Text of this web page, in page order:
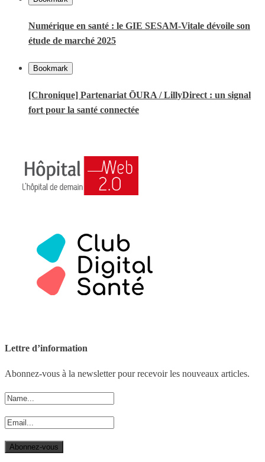
Numérique en santé : le GIE SESAM-Vitale dévoile son
étude de marché 2025
Bookmark
[Chronique] Partenariat ŌURA / LillyDirect : un signal
fort pour la santé connectée
Lettre d’information
Abonnez-vous à la newsletter pour recevoir les nouveaux articles.